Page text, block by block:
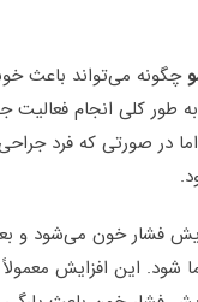
چگونه می‌تواند باعث
طور کلی انجام
در صورتی که فرد جراحی
فشار خون می‌شود و
این افزایش